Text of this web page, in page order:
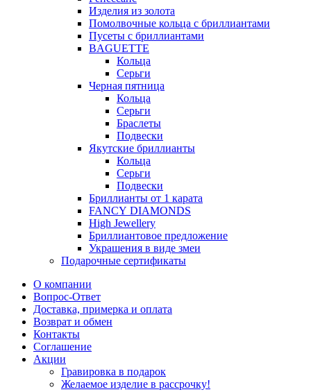
Изделия из золота
Помолвочные кольца с бриллиантами
Пусеты с бриллиантами
BAGUETTE
Кольца
Серьги
Черная пятница
Кольца
Серьги
Браслеты
Подвески
Якутские бриллианты
Кольца
Серьги
Подвески
Бриллианты от 1 карата
FANCY DIAMONDS
High Jewellery
Бриллиантовое предложение
Украшения в виде змеи
Подарочные сертификаты
О компании
Вопрос-Ответ
Доставка, примерка и оплата
Возврат и обмен
Контакты
Соглашение
Акции
Гравировка в подарок
Желаемое изделие в рассрочку!